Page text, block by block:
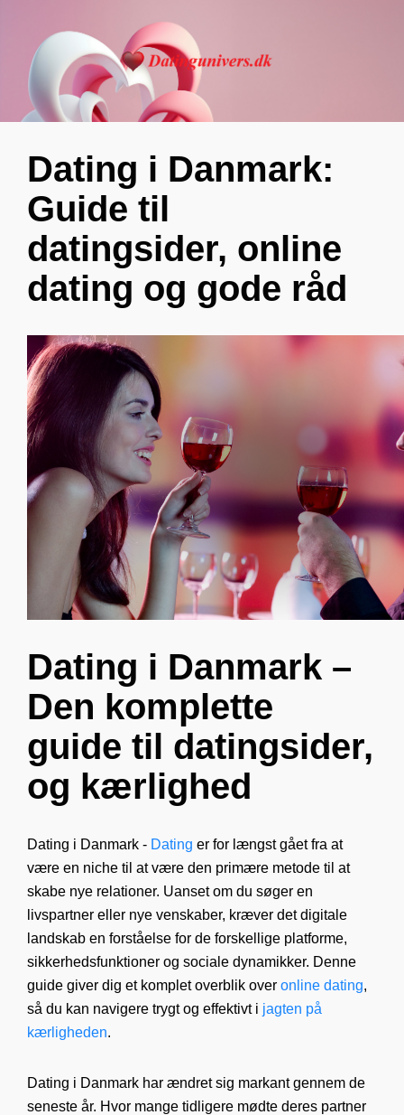
Dating i Danmark:
Guide til
datingsider, online
dating og gode råd
Dating i Danmark –
Den komplette
guide til datingsider,
og kærlighed
Dating i Danmark - Dating er for længst gået fra at
være en niche til at være den primære metode til at
skabe nye relationer. Uanset om du søger en
livspartner eller nye venskaber, kræver det digitale
landskab en forståelse for de forskellige platforme,
sikkerhedsfunktioner og sociale dynamikker. Denne
guide giver dig et komplet overblik over online dating,
så du kan navigere trygt og effektivt i jagten på
kærligheden.
Dating i Danmark har ændret sig markant gennem de
seneste år. Hvor mange tidligere mødte deres partner